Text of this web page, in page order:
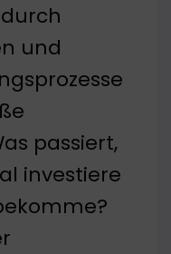
und
passiert,
investiere